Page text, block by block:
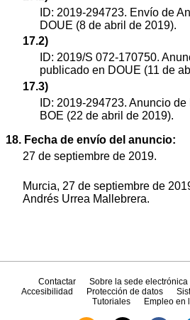
ID: 2019-294723. Envío de
DOUE (8 de abril de 2019).
17.2)
ID: 2019/S 072-170750.
publicado en DOUE (11 de
17.3)
ID: 2019-294723. Anuncio
BOE (22 de abril de 2019).
18. Fecha de envío del anuncio:
27 de septiembre de 2019.
Murcia, 27 de septiembre de
Andrés Urrea Mallebrera.
Contactar Sobre la sede electrónica
Accesibilidad
Protección de datos
Tutoriales
Empleo en